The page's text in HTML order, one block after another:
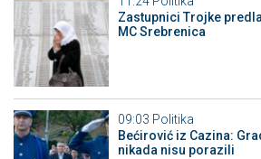
Zastupnici Trojke
MC Srebrenica
09:03 Politika
Bećirović iz Cazina:
nikada nisu porazili